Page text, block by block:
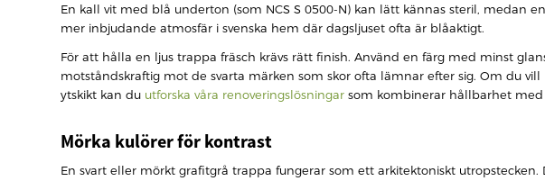
En kall vit med blå underton (som NCS S 0500-N) kan lätt kännas steril, medan
mer inbjudande atmosfär i svenska hem där dagsljuset ofta är blåaktigt.
För att hålla en ljus trappa fräsch krävs rätt finish. Använd en färg med minst
motståndskraftig mot de svarta märken som skor ofta lämnar efter sig. Om du
ytskikt kan du utforska våra renoveringslösningar som kombinerar hållbarhet med
Mörka kulörer för kontrast
En svart eller mörkt grafitgrå trappa fungerar som ett arkitektoniskt